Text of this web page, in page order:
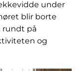
under
blir borte
rundt på
og